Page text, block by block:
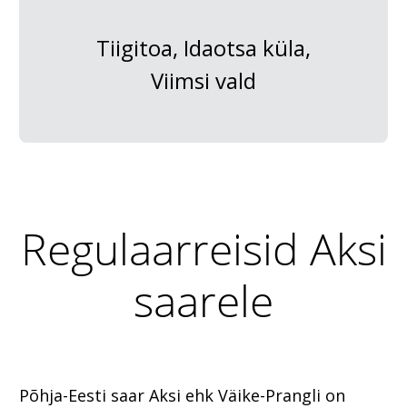
Tiigitoa, Idaotsa küla,
Viimsi vald
Regulaarreisid Aksi
saarele
Põhja-Eesti saar Aksi ehk Väike-Prangli on